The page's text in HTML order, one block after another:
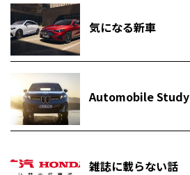
気になる新車
Automobile Study
雑誌に載らない話